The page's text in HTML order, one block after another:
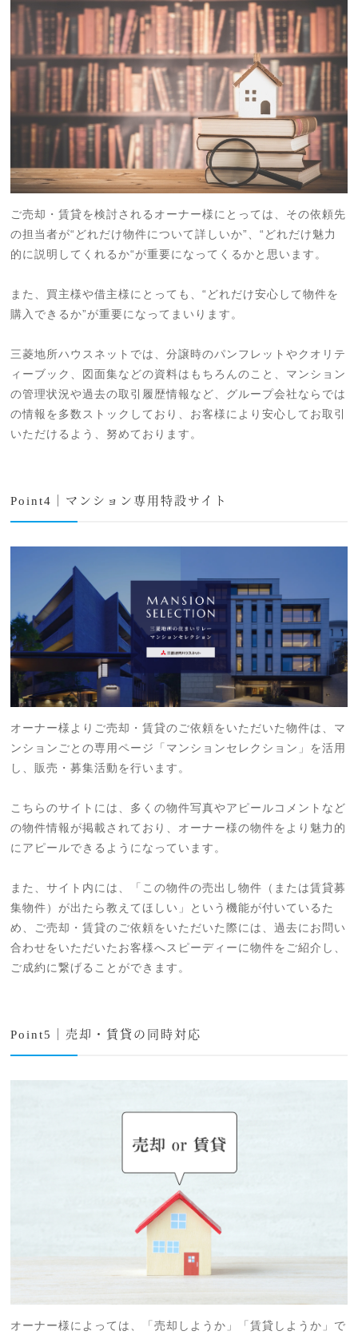
ご売却・賃貸を検討されるオーナー様にとっては、その依頼先
の担当者が“どれだけ物件について詳しいか”、“どれだけ魅力
的に説明してくれるか“が重要になってくるかと思います。
また、買主様や借主様にとっても、“どれだけ安心して物件を
購入できるか”が重要になってまいります。
三菱地所ハウスネットでは、分譲時のパンフレットやクオリテ
ィーブック、図面集などの資料はもちろんのこと、マンション
の管理状況や過去の取引履歴情報など、グループ会社ならでは
の情報を多数ストックしており、お客様により安心してお取引
いただけるよう、努めております。
Point4｜マンション専用特設サイト
オーナー様よりご売却・賃貸のご依頼をいただいた物件は、マ
ンションごとの専用ページ「マンションセレクション」を活用
し、販売・募集活動を行います。
こちらのサイトには、多くの物件写真やアピールコメントなど
の物件情報が掲載されており、オーナー様の物件をより魅力的
にアピールできるようになっています。
また、サイト内には、「この物件の売出し物件（または賃貸募
集物件）が出たら教えてほしい」という機能が付いているた
め、ご売却・賃貸のご依頼をいただいた際には、過去にお問い
合わせをいただいたお客様へスピーディーに物件をご紹介し、
ご成約に繋げることができます。
Point5｜売却・賃貸の同時対応
オーナー様によっては、「売却しようか」「賃貸しようか」で